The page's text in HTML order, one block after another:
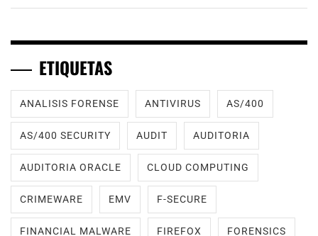
ETIQUETAS
ANALISIS FORENSE ANTIVIRUS AS/400
AS/400 SECURITY AUDIT AUDITORIA
AUDITORIA ORACLE CLOUD COMPUTING
CRIMEWARE EMV F-SECURE
FINANCIAL MALWARE FIREFOX FORENSICS